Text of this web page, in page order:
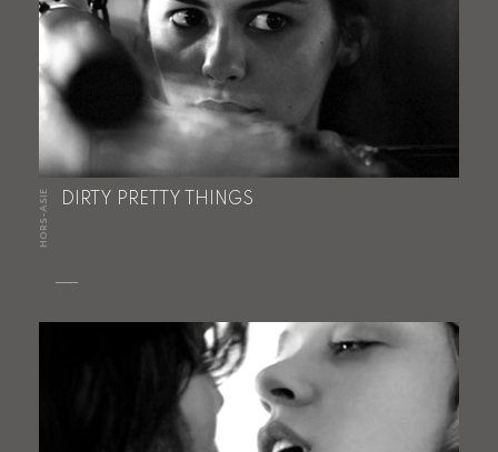
HORS-ASIE DIRTY PRETTY THINGS